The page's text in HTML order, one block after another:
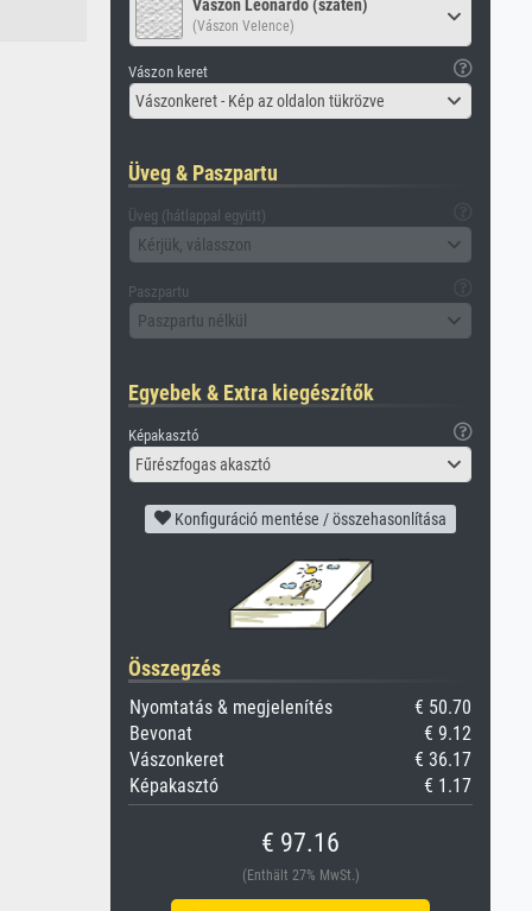
Vászon Leonardo (szatén)
(Vászon Velence)
Vászon keret
Vászonkeret - Kép az oldalon tükrözve
Üveg & Paszpartu
Üveg (hátlappal együtt)
Kérjük, válasszon
Paszpartu
Paszpartu nélkül
Egyebek & Extra kiegészítők
Képakasztó
Fűrészfogas akasztó
Konfiguráció mentése / összehasonlítása
Összegzés
Nyomtatás & megjelenítés
€ 50.70
Bevonat
€ 9.12
Vászonkeret
€ 36.17
Képakasztó
€ 1.17
€ 97.16
(Enthält 27% MwSt.)